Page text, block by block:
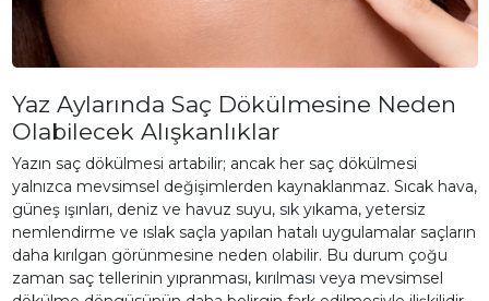
Yaz Aylarında Saç Dökülmesine Neden
Olabilecek Alışkanlıklar
Yazın saç dökülmesi artabilir; ancak her saç dökülmesi
yalnızca mevsimsel değişimlerden kaynaklanmaz. Sıcak hava,
güneş ışınları, deniz ve havuz suyu, sık yıkama, yetersiz
nemlendirme ve ıslak saçla yapılan hatalı uygulamalar saçların
daha kırılgan görünmesine neden olabilir. Bu durum çoğu
zaman saç tellerinin yıpranması, kırılması veya mevsimsel